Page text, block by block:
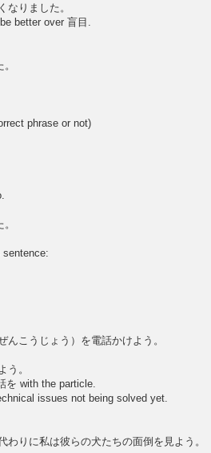
りました。
better over 盲目.
phrase or not)
こうじょう）を電話かけよう。
う。
with the particle.
issues not being solved yet.
りに私は彼らの犬たちの面倒を見よう。